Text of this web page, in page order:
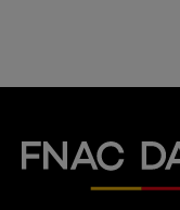
Fnac Darty